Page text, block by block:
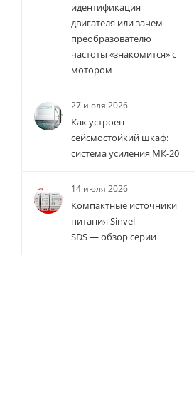
идентификация
двигателя или зачем
преобразователю
частоты «знакомится» с
мотором
27 июля 2026
Как устроен
сейсмостойкий шкаф:
система усиления МК-20
14 июля 2026
Компактные источники
питания Sinvel
SDS — обзор серии